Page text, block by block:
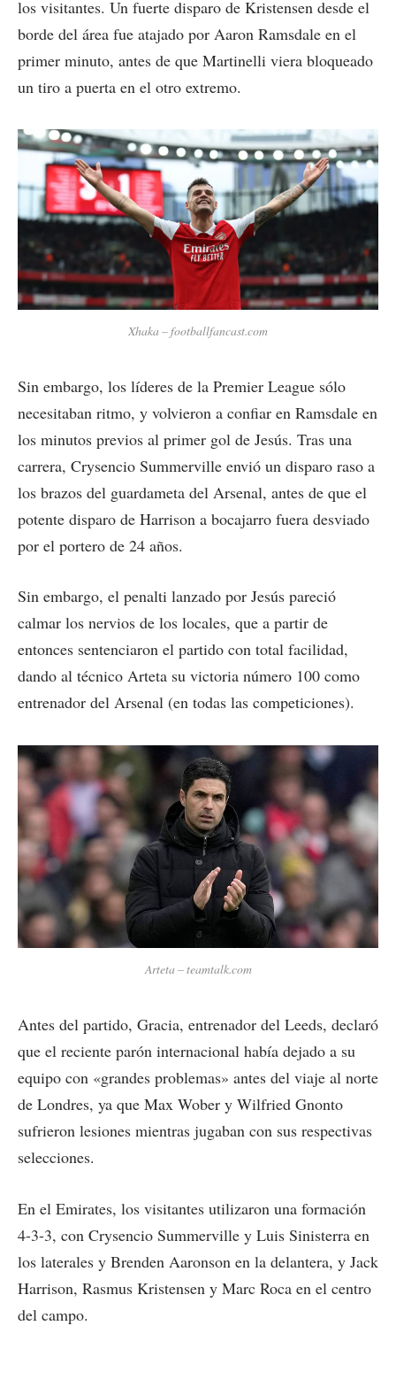
los visitantes. Un fuerte disparo de Kristensen desde el
borde del área fue atajado por Aaron Ramsdale en el
primer minuto, antes de que Martinelli viera bloqueado
un tiro a puerta en el otro extremo.
Xhaka – footballfancast.com
Sin embargo, los líderes de la Premier League sólo
necesitaban ritmo, y volvieron a confiar en Ramsdale en
los minutos previos al primer gol de Jesús. Tras una
carrera, Crysencio Summerville envió un disparo raso a
los brazos del guardameta del Arsenal, antes de que el
potente disparo de Harrison a bocajarro fuera desviado
por el portero de 24 años.
Sin embargo, el penalti lanzado por Jesús pareció
calmar los nervios de los locales, que a partir de
entonces sentenciaron el partido con total facilidad,
dando al técnico Arteta su victoria número 100 como
entrenador del Arsenal (en todas las competiciones).
Arteta – teamtalk.com
Antes del partido, Gracia, entrenador del Leeds, declaró
que el reciente parón internacional había dejado a su
equipo con «grandes problemas» antes del viaje al norte
de Londres, ya que Max Wober y Wilfried Gnonto
sufrieron lesiones mientras jugaban con sus respectivas
selecciones.
En el Emirates, los visitantes utilizaron una formación
4-3-3, con Crysencio Summerville y Luis Sinisterra en
los laterales y Brenden Aaronson en la delantera, y Jack
Harrison, Rasmus Kristensen y Marc Roca en el centro
del campo.